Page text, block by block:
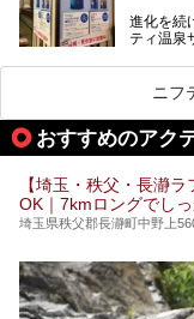
全国総合
加谷塚店
気にな
進化を続
ティ温泉
ベントを
早速訪
───
提供元：
す。
ニフ
おすすめのアク
【埼玉・秩父・長瀞
OK｜7kmロングでし
埼玉県秩父郡長瀞町中野上